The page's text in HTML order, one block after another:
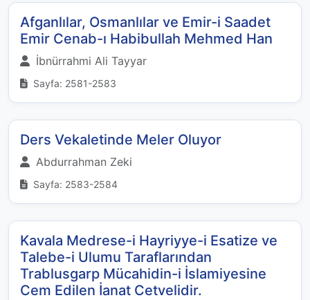
Afganlılar, Osmanlılar ve Emir-i Saadet
Emir Cenab-ı Habibullah Mehmed Han
İbnürrahmi Ali Tayyar
Sayfa: 2581-2583
Ders Vekaletinde Meler Oluyor
Abdurrahman Zeki
Sayfa: 2583-2584
Kavala Medrese-i Hayriyye-i Esatize ve
Talebe-i Ulumu Taraflarından
Trablusgarp Mücahidin-i İslamiyesine
Cem Edilen İanat Cetvelidir.